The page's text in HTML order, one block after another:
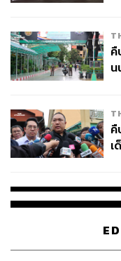
คื
น
คื
เ